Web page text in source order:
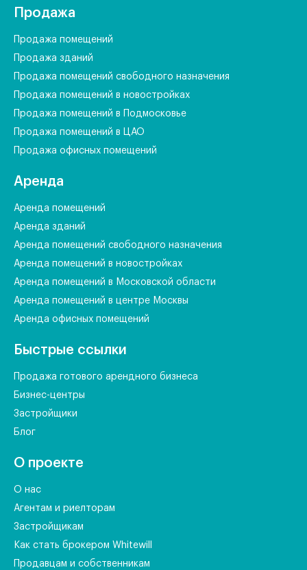
Продажа
Продажа помещений
Продажа зданий
Продажа помещений свободного назначения
Продажа помещений в новостройках
Продажа помещений в Подмосковье
Продажа помещений в ЦАО
Продажа офисных помещений
Аренда
Аренда помещений
Аренда зданий
Аренда помещений свободного назначения
Аренда помещений в новостройках
Аренда помещений в Московской области
Аренда помещений в центре Москвы
Аренда офисных помещений
Быстрые ссылки
Продажа готового арендного бизнеса
Бизнес-центры
Застройщики
Блог
О проекте
О нас
Агентам и риелторам
Застройщикам
Как стать брокером Whitewill
Продавцам и собственникам